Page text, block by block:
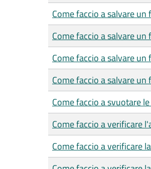
Come faccio a salvare
Come faccio a salvare
Come faccio a salvare
Come faccio a salvare
Come faccio a svuotare
Come faccio a verificare
Come faccio a verificare